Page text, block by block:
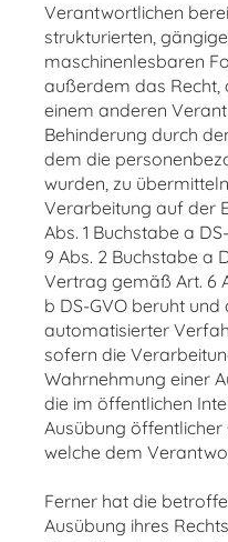
Verantwortlichen
strukturierten,
maschinenlesbaren
außerdem das Recht,
einem anderen
Behinderung durch
dem die
wurden, zu
Verarbeitung auf der
Abs. 1 Buchstabe a
9 Abs. 2 Buchstabe a
Vertrag gemäß Art. 6
b DS-GVO beruht
automatisierter
sofern die
Wahrnehmung einer
die im öffentlichen
Ausübung
welche dem
Ferner hat die
Ausübung ihres